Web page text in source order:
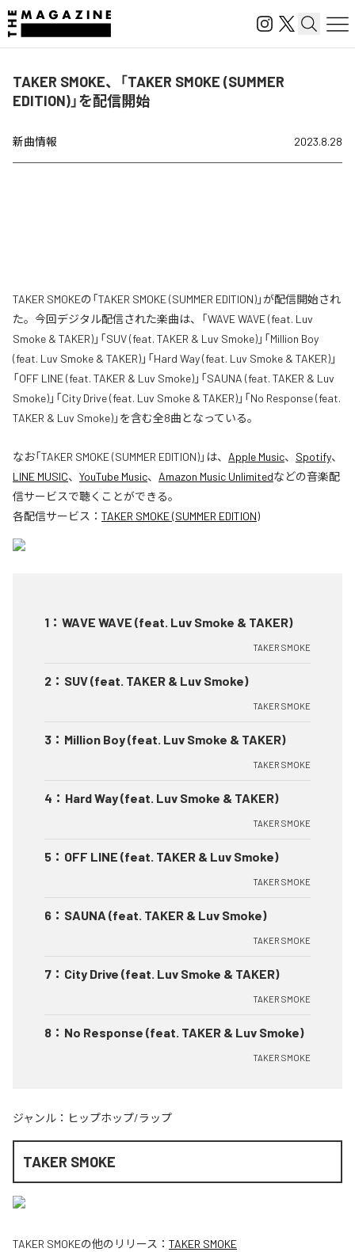
TAKER SMOKE、「TAKER SMOKE (SUMMER
EDITION)」を配信開始
新曲情報 2023.8.28
TAKER SMOKEの「TAKER SMOKE (SUMMER EDITION)」が配信開始され
た。今回デジタル配信された楽曲は、「WAVE WAVE (feat. Luv
Smoke & TAKER)」「SUV (feat. TAKER & Luv Smoke)」「Million Boy
(feat. Luv Smoke & TAKER)」「Hard Way (feat. Luv Smoke & TAKER)」
「OFF LINE (feat. TAKER & Luv Smoke)」「SAUNA (feat. TAKER & Luv
Smoke)」「City Drive (feat. Luv Smoke & TAKER)」「No Response (feat.
TAKER & Luv Smoke)」を含む全8曲となっている。
なお「TAKER SMOKE (SUMMER EDITION)」は、 Apple Music、 Spotify、
LINE MUSIC、 YouTube Music、 Amazon Music Unlimitedなどの音楽配
信サービスで聴くことができる。
各配信サービス： TAKER SMOKE (SUMMER EDITION)
1 ： WAVE WAVE (feat. Luv Smoke & TAKER)
TAKER SMOKE
2 ： SUV (feat. TAKER & Luv Smoke)
TAKER SMOKE
3 ： Million Boy (feat. Luv Smoke & TAKER)
TAKER SMOKE
4 ： Hard Way (feat. Luv Smoke & TAKER)
TAKER SMOKE
5 ： OFF LINE (feat. TAKER & Luv Smoke)
TAKER SMOKE
6 ： SAUNA (feat. TAKER & Luv Smoke)
TAKER SMOKE
7 ： City Drive (feat. Luv Smoke & TAKER)
TAKER SMOKE
8 ： No Response (feat. TAKER & Luv Smoke)
TAKER SMOKE
ジャンル： ヒップホップ/ラップ
TAKER SMOKE
TAKER SMOKEの他のリリース： TAKER SMOKE